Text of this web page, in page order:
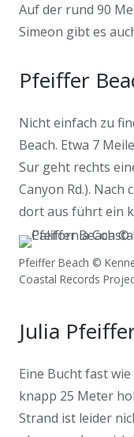
Auf der rund 90
Simeon gibt es
Pfeiffer
Nicht einfach zu
Beach. Etwa 7
Sur geht rechts
Canyon Rd.). Nach
dort aus führt ein
Pfeiffer Beach ©
Coastal Records
Julia
Eine Bucht fast
knapp 25 Meter
Strand ist leider